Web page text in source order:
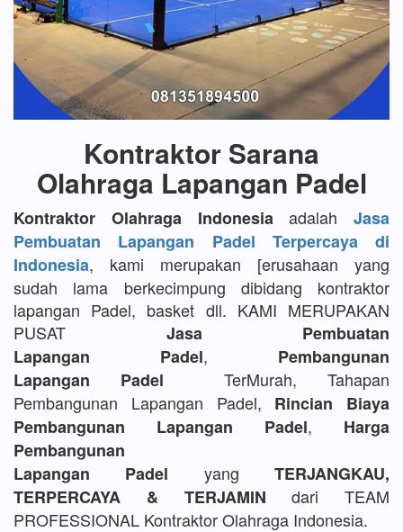
Kontraktor Sarana
Olahraga Lapangan Padel
Kontraktor Olahraga Indonesia adalah Jasa
Pembuatan Lapangan Padel Terpercaya di
Indonesia, kami merupakan [erusahaan yang
sudah lama berkecimpung dibidang kontraktor
lapangan Padel, basket dll. KAMI MERUPAKAN
PUSAT Jasa Pembuatan
Lapangan Padel, Pembangunan
Lapangan Padel TerMurah, Tahapan
Pembangunan Lapangan Padel, Rincian Biaya
Pembangunan Lapangan Padel, Harga
Pembangunan
Lapangan Padel yangTERJANGKAU,
TERPERCAYA & TERJAMIN dari TEAM
PROFESSIONAL Kontraktor Olahraga Indonesia.